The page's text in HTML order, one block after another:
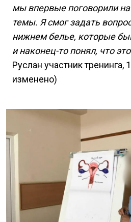
мы впервые поговорили
темы. Я смог задать
нижнем белье, которые
и наконец-то понял, что
Руслан участник тренинга,
изменено)